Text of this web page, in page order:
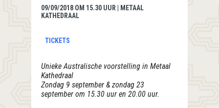
09/09/2018 OM 15.30 UUR | METAAL
KATHEDRAAL
TICKETS
Unieke Australische voorstelling in Metaal
Kathedraal
Zondag 9 september & zondag 23
september om 15.30 uur en 20.00 uur.